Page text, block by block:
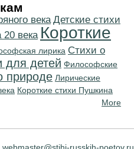
века Детские стихи
20 века Короткие
лирика Стихи о
для детей Философские
природе Лирические
Короткие стихи Пушкина
More